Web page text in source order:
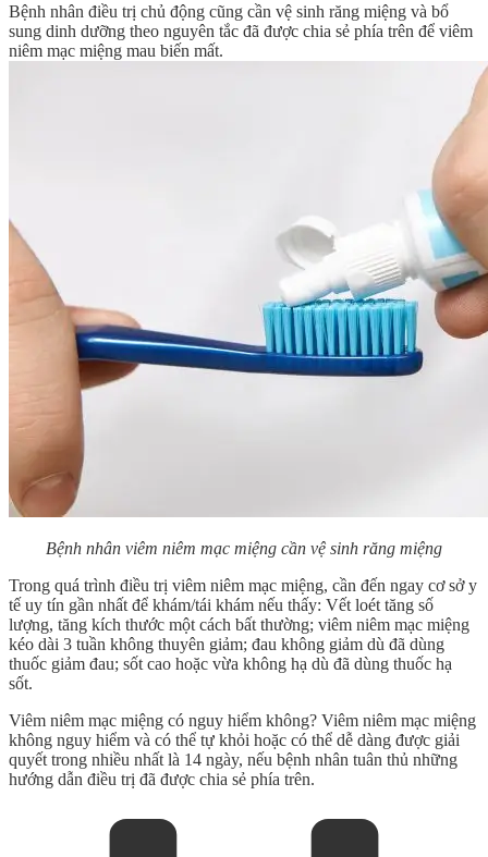
Bệnh nhân điều trị chủ động cũng cần vệ sinh răng miệng và bổ
sung dinh dưỡng theo nguyên tắc đã được chia sẻ phía trên để viêm
niêm mạc miệng mau biến mất.
Bệnh nhân viêm niêm mạc miệng cần vệ sinh răng miệng
Trong quá trình điều trị viêm niêm mạc miệng, cần đến ngay cơ sở y
tế uy tín gần nhất để khám/tái khám nếu thấy: Vết loét tăng số
lượng, tăng kích thước một cách bất thường; viêm niêm mạc miệng
kéo dài 3 tuần không thuyên giảm; đau không giảm dù đã dùng
thuốc giảm đau; sốt cao hoặc vừa không hạ dù đã dùng thuốc hạ
sốt.
Viêm niêm mạc miệng có nguy hiểm không? Viêm niêm mạc miệng
không nguy hiểm và có thể tự khỏi hoặc có thể dễ dàng được giải
quyết trong nhiều nhất là 14 ngày, nếu bệnh nhân tuân thủ những
hướng dẫn điều trị đã được chia sẻ phía trên.